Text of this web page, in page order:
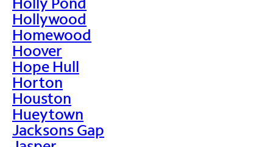
Hollywood
Homewood
Hoover
Hope Hull
Horton
Houston
Hueytown
Jacksons Gap